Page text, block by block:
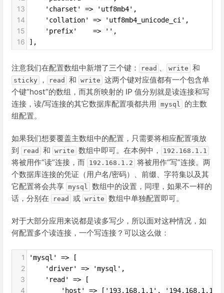
13
    'charset' => 'utf8mb4',
14
    'collation' => 'utf8mb4_unicode_ci',
15
    'prefix'    => '',
16 ],
注意我们在配置数组中新增了三个键： read write 和
sticky ， read 和 write 这两个键对应值都有一个包含单
个键“host”的数组，而其所映射的 IP 值分别就是读连接和写
连接，读/写连接的其它数据库配置项都共用 mysql
的主数
组配置。
如果我们想要覆盖主数组中的配置，只需要将相应配置项放
到
read 和 write 数组中即可。在本例中， 192.168.1.1
将被用作“读”连接，而 192.168.1.2 将被用作“写”连接。两
个数据库连接的凭证（用户名/密码）、前缀、字符集以及其
它配置将会共享 mysql
数组中的设置，同理，如果不一样的
话，分别在
read 或 write 数组中单独配置即可。
对于大部分应用来说都是读多写少，所以面对这种情况，如
何配置多个读连接，一个写连接？可以这么做：
1 'mysql' => [
2
    'driver' => 'mysql',
3
    'read' => [
4
        'host' => ['193.168.1.1', '194.168.1.1']